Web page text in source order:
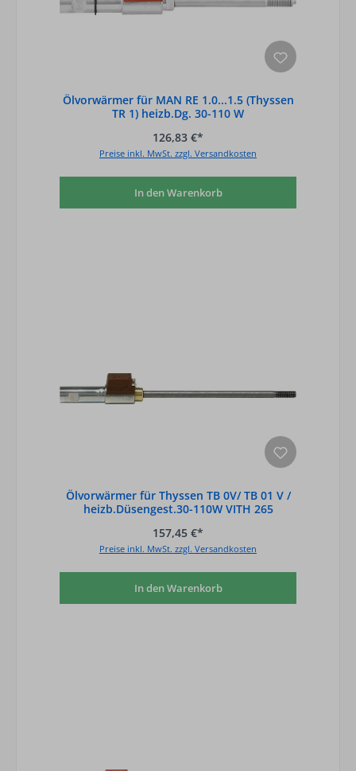
Ölvorwärmer für MAN RE 1.0...1.5 (Thyssen
TR 1) heizb.Dg. 30-110 W
126,83 €*
Preise inkl. MwSt. zzgl. Versandkosten
In den Warenkorb
Ölvorwärmer für Thyssen TB 0V/ TB 01 V /
heizb.Düsengest.30-110W VITH 265
157,45 €*
Preise inkl. MwSt. zzgl. Versandkosten
In den Warenkorb